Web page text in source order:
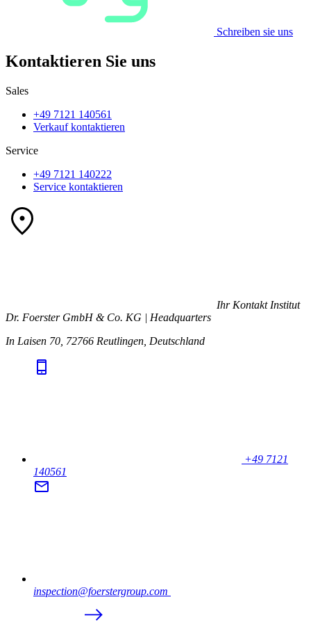
Schreiben sie uns
Kontaktieren Sie uns
Sales
+49 7121 140561
Verkauf kontaktieren
Service
+49 7121 140222
Service kontaktieren
Ihr Kontakt Institut
Dr. Foerster GmbH & Co. KG | Headquarters
In Laisen 70, 72766 Reutlingen, Deutschland
+49 7121
140561
inspection@foerstergroup.com